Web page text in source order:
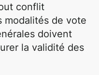
conflit
modalités de vote
doivent
la validité des